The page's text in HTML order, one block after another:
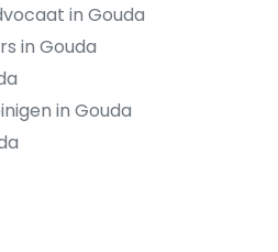
in Gouda
in Gouda
in Gouda